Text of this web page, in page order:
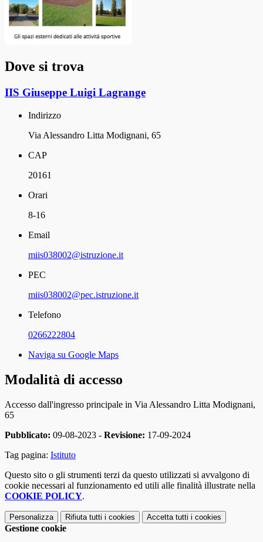
Dove si trova
IIS Giuseppe Luigi Lagrange
Indirizzo
Via Alessandro Litta Modignani, 65
CAP
20161
Orari
8-16
Email
miis038002@istruzione.it
PEC
miis038002@pec.istruzione.it
Telefono
0266222804
Naviga su Google Maps
Modalità di accesso
Accesso dall'ingresso principale in Via Alessandro Litta Modignani,
65
Pubblicato: 09-08-2023 - Revisione: 17-09-2024
Tag pagina: Istituto
Questo sito o gli strumenti terzi da questo utilizzati si avvalgono di
cookie necessari al funzionamento ed utili alle finalità illustrate nella
COOKIE POLICY.
Personalizza Rifiuta tutti i cookies Accetta tutti i cookies
Gestione cookie